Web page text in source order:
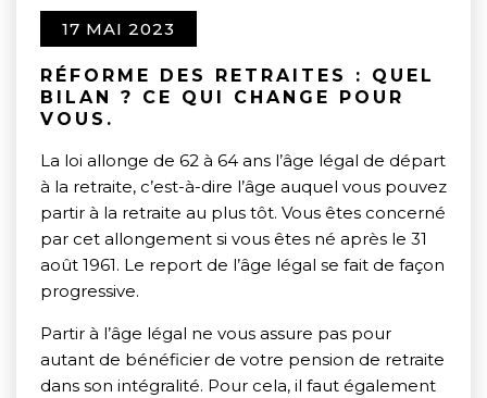
17 MAI 2023
RÉFORME DES RETRAITES : QUEL
BILAN ? CE QUI CHANGE POUR
VOUS.
La loi allonge de 62 à 64 ans l’âge légal de départ
à la retraite, c’est-à-dire l’âge auquel vous pouvez
partir à la retraite au plus tôt. Vous êtes concerné
par cet allongement si vous êtes né après le 31
août 1961. Le report de l’âge légal se fait de façon
progressive.
Partir à l’âge légal ne vous assure pas pour
autant de bénéficier de votre pension de retraite
dans son intégralité. Pour cela, il faut également